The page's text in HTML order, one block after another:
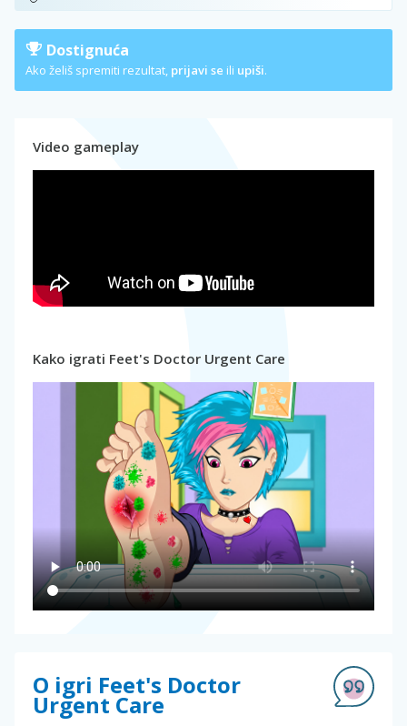
Dostignuća
Ako želiš spremiti rezultat, prijavi se ili upiši.
Video gameplay
Kako igrati Feet's Doctor Urgent Care
O igri Feet's Doctor
Urgent Care